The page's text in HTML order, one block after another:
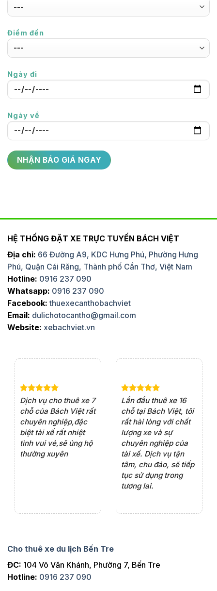
Điểm đến
Ngày đi
Ngày về
HỆ THỐNG ĐẶT XE TRỰC TUYẾN BÁCH VIỆT
Địa chỉ: 66 Đường A9, KDC Hưng Phú, Phường Hưng
Phú, Quận Cái Răng, Thành phố Cần Thơ, Việt Nam
Hotline: 0916 237 090
Whatsapp: 0916 237 090
Facebook: thuexecanthobachviet
Email: dulichotocantho@gmail.com
Website: xebachviet.vn
Dịch vụ cho thuê xe 7
chỗ của Bách Việt rất
chuyên nghiệp,đặc
biệt tài xế rất nhiệt
tình vui vẻ,sẽ ủng hộ
thường xuyên
Lần đầu thuê xe 16
chỗ tại Bách Việt, tôi
rất hài lòng với chất
lượng xe và sự
chuyên nghiệp của
tài xế. Dịch vụ tận
tâm, chu đáo, sẽ tiếp
tục sử dụng trong
tương lai.
Cho thuê xe du lịch Bến Tre
ĐC: 104 Võ Văn Khánh, Phường 7, Bến Tre
Hotline: 0916 237 090